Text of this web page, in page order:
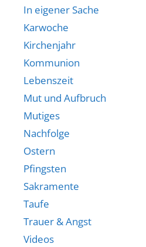
In eigener Sache
Karwoche
Kirchenjahr
Kommunion
Lebenszeit
Mut und Aufbruch
Mutiges
Nachfolge
Ostern
Pfingsten
Sakramente
Taufe
Trauer & Angst
Videos